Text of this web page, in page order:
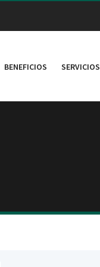
BENEFICIOS SERVICIOS